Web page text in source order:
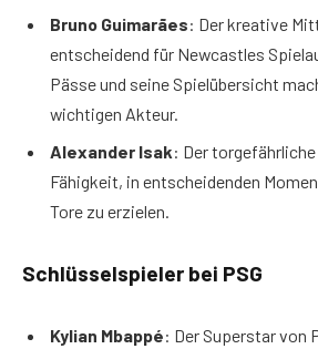
Bruno Guimarães: Der kreative
entscheidend für Newcastles
Pässe und seine Spielübersicht
wichtigen Akteur.
Alexander Isak: Der
Fähigkeit, in entscheidenden
Tore zu erzielen.
Schlüsselspieler bei PSG
Kylian Mbappé: Der Superstar von